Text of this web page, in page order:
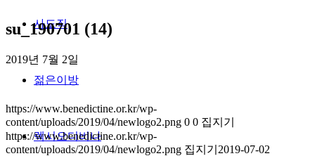
사도직
젊은이방
렉시오디비나
su_190701 (14)
2019년 7월 2일
https://www.benedictine.or.kr/wp-
content/uploads/2019/04/newlogo2.png 0 0 집지기
https://www.benedictine.or.kr/wp-
content/uploads/2019/04/newlogo2.png 집지기 2019-07-02